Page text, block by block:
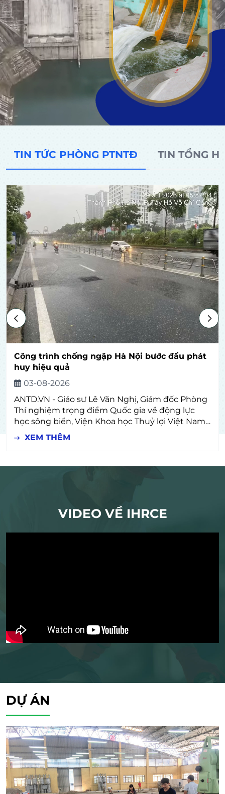
TIN TỨC PHÒNG PTNTĐ TIN TỔNG
Công trình chống ngập Hà Nội bước đầu phát
huy hiệu quả
03-08-2026
ANTD.VN - Giáo sư Lê Văn Nghị, Giám đốc Phòng
Thí nghiệm trọng điểm Quốc gia về động lực
học sông biển, Viện Khoa học Thuỷ lợi Việt Nam
cho biết, các dự án chống ngập mà TP Hà Nội
triển khai thời gian qua với mục tiêu giảm ngập,
kế, cường độ từ 70-100mm... đã bước đầu phát
XEM THÊM
VIDEO VỀ IHRCE
DỰ ÁN